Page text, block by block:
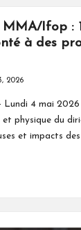
MMA/Ifop :
à des
2026
Lundi 4 mai
et physique du
et impacts